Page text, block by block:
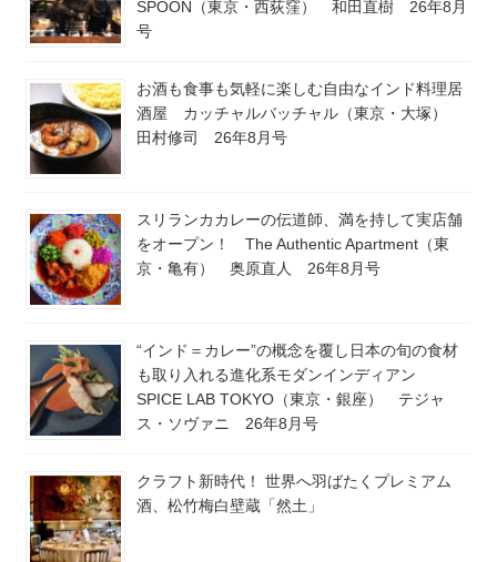
SPOON（東京・西荻窪） 和田直樹 26年8月
号
お酒も食事も気軽に楽しむ自由なインド料理居
酒屋 カッチャルバッチャル（東京・大塚）
田村修司 26年8月号
スリランカカレーの伝道師、満を持して実店舗
をオープン！ The Authentic Apartment（東
京・亀有） 奥原直人 26年8月号
“インド＝カレー”の概念を覆し日本の旬の食材
も取り入れる進化系モダンインディアン
SPICE LAB TOKYO（東京・銀座） テジャ
ス・ソヴァニ 26年8月号
クラフト新時代！ 世界へ羽ばたくプレミアム
酒、松竹梅白壁蔵「然土」